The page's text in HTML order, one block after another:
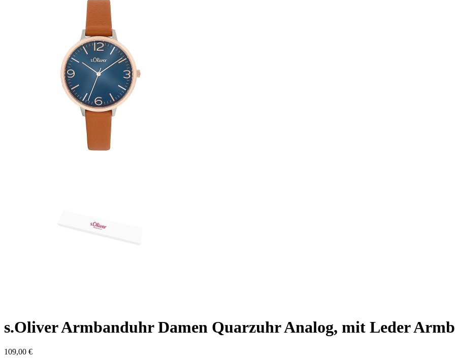
s.Oliver Armbanduhr Damen Quarzuhr Analog, mit Leder
109,00 €